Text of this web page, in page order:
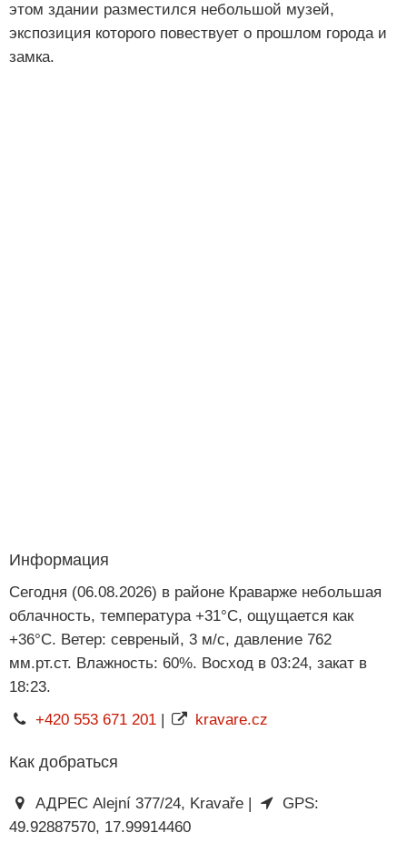
этом здании разместился небольшой музей,
экспозиция которого повествует о прошлом города и
замка.
Информация
Сегодня (06.08.2026) в районе Краварже небольшая
облачность, температура +31°C, ощущается как
+36°C. Ветер: севреный, 3 м/с, давление 762
мм.рт.ст. Влажность: 60%. Восход в 03:24, закат в
18:23.
+420 553 671 201| kravare.cz
Как добраться
АДРЕС Alejní 377/24, Kravaře |
GPS:
49.92887570, 17.99914460